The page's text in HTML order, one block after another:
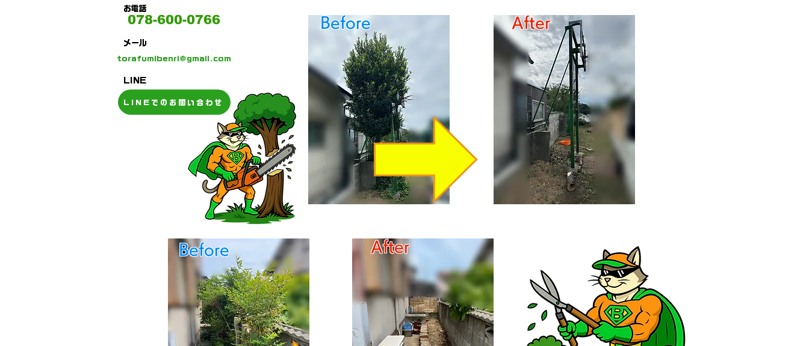
​お電話
078-600-0766
​メール
torafumibenri@gmail.com
​LINE
LINEでのお問い合わせ
​Before ​After
​Before ​After